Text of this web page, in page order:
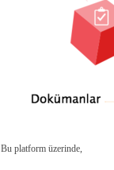
Bu platform üzerinde,